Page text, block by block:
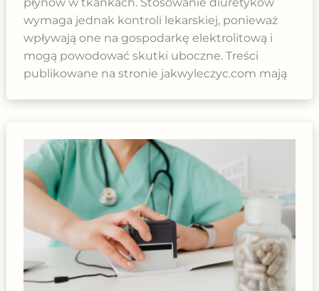
wymaga jednak kontroli lekarskiej, ponieważ
wpływają one na gospodarkę elektrolitową i
mogą powodować skutki uboczne. Treści
publikowane na stronie jakwyleczyc.com mają